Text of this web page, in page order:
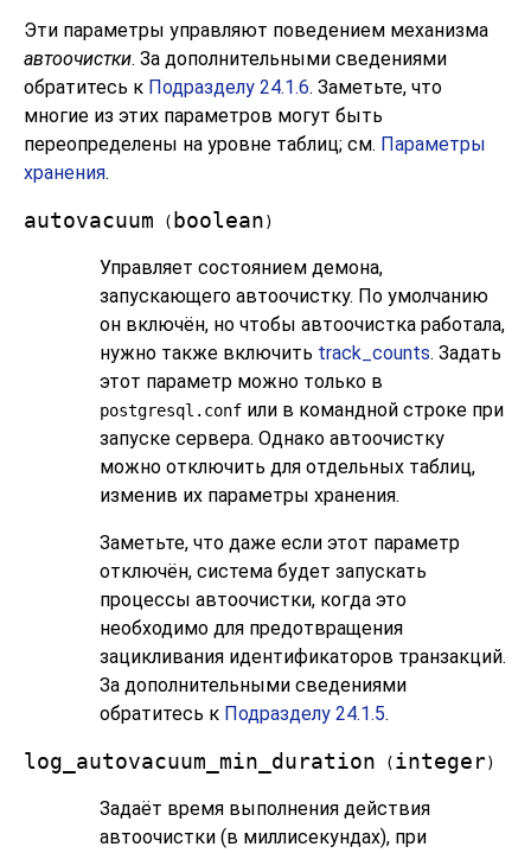
Эти параметры управляют поведением механизма
автоочистки. За дополнительными сведениями
обратитесь к Подразделу 24.1.6. Заметьте, что
многие из этих параметров могут быть
переопределены на уровне таблиц; см. Параметры
хранения.
autovacuum ( boolean )
Управляет состоянием демона,
запускающего автоочистку. По умолчанию
он включён, но чтобы автоочистка работала,
нужно также включить track_counts. Задать
этот параметр можно только в
postgresql.conf или в командной строке при
запуске сервера. Однако автоочистку
можно отключить для отдельных таблиц,
изменив их параметры хранения.
Заметьте, что даже если этот параметр
отключён, система будет запускать
процессы автоочистки, когда это
необходимо для предотвращения
зацикливания идентификаторов транзакций.
За дополнительными сведениями
обратитесь к Подразделу 24.1.5.
log_autovacuum_min_duration ( integer)
Задаёт время выполнения действия
автоочистки (в миллисекундах), при